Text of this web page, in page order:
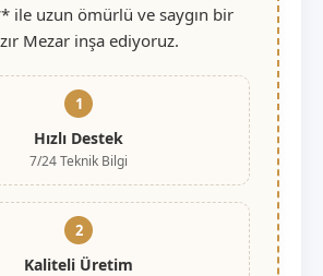
ile uzun ömürlü ve saygın bir
Mezar inşa ediyoruz.
1
Hızlı Destek
7/24 Teknik Bilgi
2
Kaliteli Üretim